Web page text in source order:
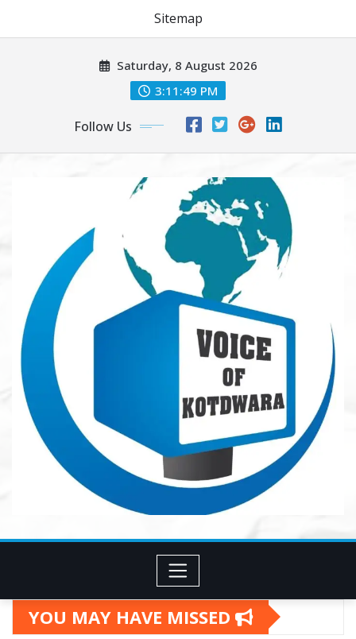
Sitemap
Saturday, 8 August 2026
3:11:49 PM
Follow Us
YOU MAY HAVE MISSED